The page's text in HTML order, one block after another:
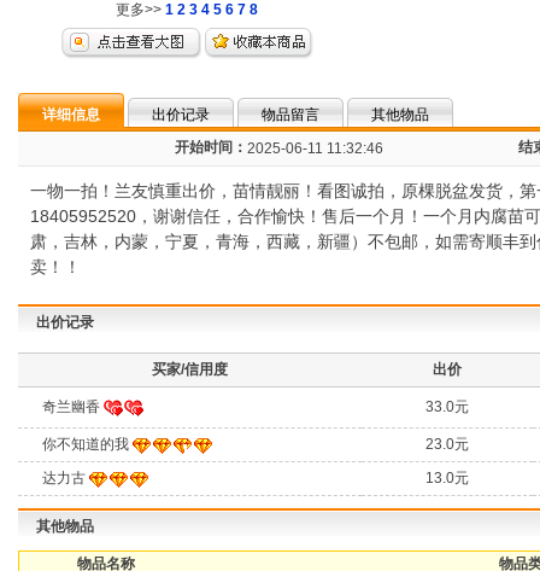
更多>> 1 2 3 4 5 6 7 8
详细信息 出价记录 物品留言
其他物品
开始时间： 2025-06-11 11:32:46 结
一物一拍！兰友慎重出价，苗情靓丽！看图诚拍，原棵脱盆发货，
18405952520，谢谢信任，合作愉快！售后一个月！一个月内腐苗
肃，吉林，内蒙，宁夏，青海，西藏，新疆）不包邮，如需寄顺丰
卖！！
出价记录
买家/信用度 出价
奇兰幽香 33.0元
你不知道的我
23.0元
达力古
13.0元
其他物品
物品名称
物品